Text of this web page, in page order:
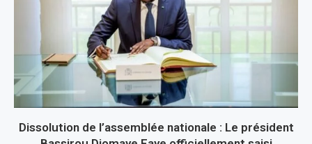
Dissolution de l’assemblée nationale : Le président